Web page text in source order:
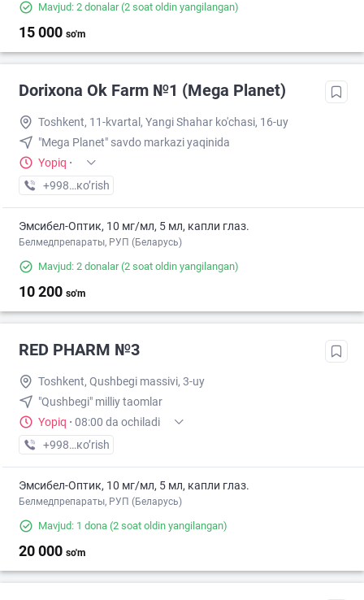
Mavjud: 2 donalar(2 soat oldin yangilangan)
15 000 so'm
Dorixona Ok Farm №1 (Mega Planet)
Toshkent, 11-kvartal, Yangi Shahar ko'chasi, 16-uy
"Mega Planet" savdo markazi yaqinida
Yopiq ·
+998 (90) XXX-XX-XX
кo’rish
Эмсибел-Оптик, 10 мг/мл, 5 мл, капли глаз.
Белмедпрепараты, РУП (Беларусь)
Mavjud: 2 donalar(2 soat oldin yangilangan)
10 200 so'm
RED PHARM №3
Toshkent, Qushbegi massivi, 3-uy
"Qushbegi" milliy taomlar
Yopiq · 08:00 da ochiladi
+998 (77) XXX-XX-XX
кo’rish
Эмсибел-Оптик, 10 мг/мл, 5 мл, капли глаз.
Белмедпрепараты, РУП (Беларусь)
Mavjud: 1 dona (2 soat oldin yangilangan)
20 000 so'm